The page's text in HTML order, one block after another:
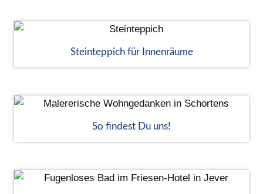
Steinteppich für Innenräume
So findest Du uns!